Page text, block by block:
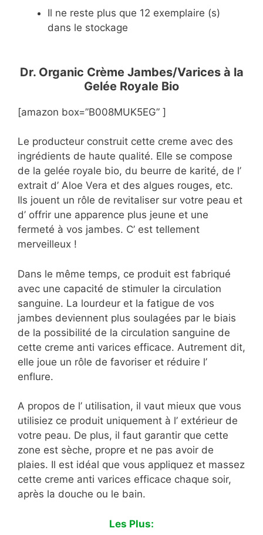
Il ne reste plus que 12 exemplaire (s)
dans le stockage
Dr. Organic Crème Jambes/Varices à la
Gelée Royale Bio
[amazon box=”B008MUK5EG” ]
Le producteur construit cette creme avec des
ingrédients de haute qualité. Elle se compose
de la gelée royale bio, du beurre de karité, de l’
extrait d’ Aloe Vera et des algues rouges, etc.
Ils jouent un rôle de revitaliser sur votre peau et
d’ offrir une apparence plus jeune et une
fermeté à vos jambes. C’ est tellement
merveilleux !
Dans le même temps, ce produit est fabriqué
avec une capacité de stimuler la circulation
sanguine. La lourdeur et la fatigue de vos
jambes deviennent plus soulagées par le biais
de la possibilité de la circulation sanguine de
cette creme anti varices efficace. Autrement dit,
elle joue un rôle de favoriser et réduire l’
enflure.
A propos de l’ utilisation, il vaut mieux que vous
utilisiez ce produit uniquement à l’ extérieur de
votre peau. De plus, il faut garantir que cette
zone est sèche, propre et ne pas avoir de
plaies. Il est idéal que vous appliquez et massez
cette creme anti varices efficace chaque soir,
après la douche ou le bain.
Les Plus: